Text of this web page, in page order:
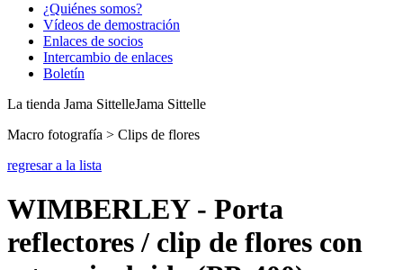
¿Quiénes somos?
Vídeos de demostración
Enlaces de socios
Intercambio de enlaces
Boletín
La tienda Jama SittelleJama Sittelle
Macro fotografía > Clips de flores
regresar a la lista
WIMBERLEY - Porta
reflectores / clip de flores con